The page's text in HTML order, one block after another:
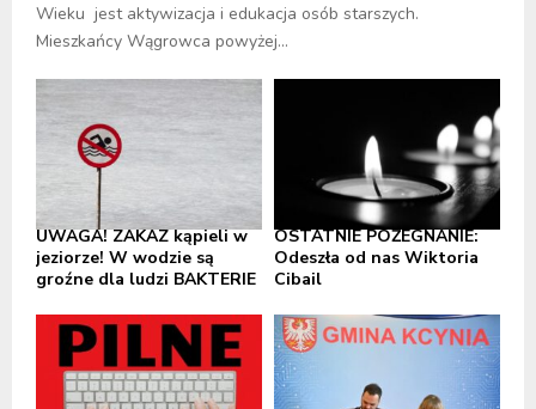
Wieku jest aktywizacja i edukacja osób starszych.
Mieszkańcy Wągrowca powyżej...
UWAGA! ZAKAZ kąpieli w
jeziorze! W wodzie są
groźne dla ludzi BAKTERIE
OSTATNIE POŻEGNANIE:
Odeszła od nas Wiktoria
Cibail